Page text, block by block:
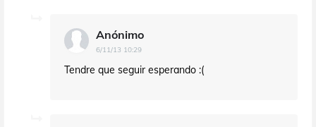
Anónimo
6/11/13 10:29
Tendre que seguir esperando :(